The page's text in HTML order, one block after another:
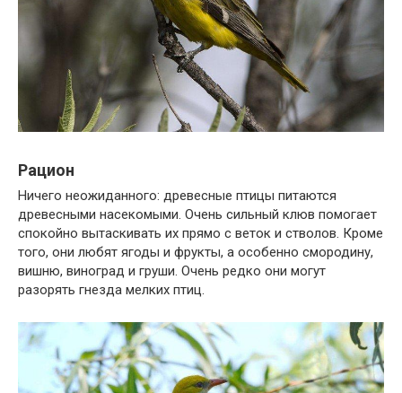
Рацион
Ничего неожиданного: древесные птицы питаются
древесными насекомыми. Очень сильный клюв помогает
спокойно вытаскивать их прямо с веток и стволов. Кроме
того, они любят ягоды и фрукты, а особенно смородину,
вишню, виноград и груши. Очень редко они могут
разорять гнезда мелких птиц.